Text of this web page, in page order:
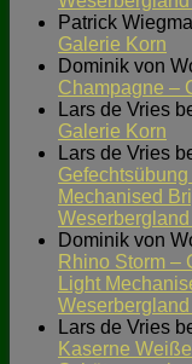
Patrick
Galerie Korn
Dominik von
Champagne –
Lars de Vries
Galerie Korn
Lars de Vries
Mechanised
Dominik von
Rhino Storm –
Light
Lars de Vries
Kaserne